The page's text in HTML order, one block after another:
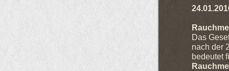
Das
nach der
bedeutet